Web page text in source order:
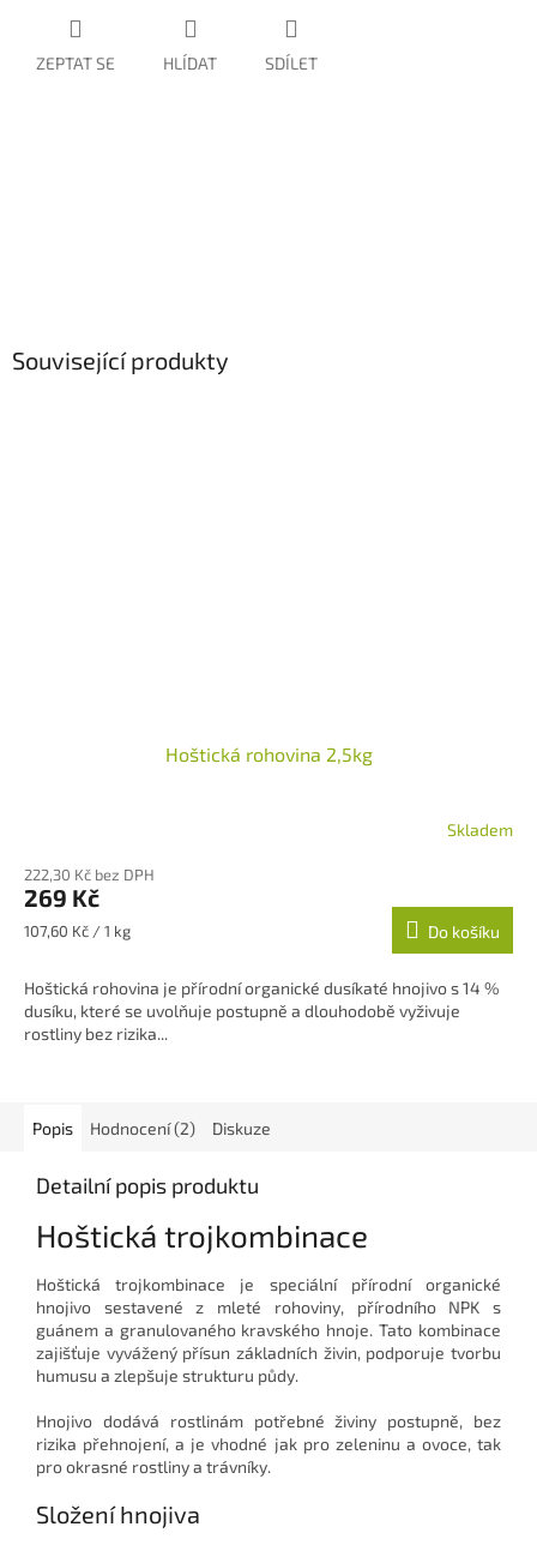
ZEPTAT SE HLÍDAT SDÍLET
Související produkty
Hoštická rohovina 2,5kg
Skladem
222,30 Kč bez DPH
269 Kč
Měrná
107,60 Kč / 1 kg Do košíku
Hoštická rohovina je přírodní organické dusíkaté hnojivo s 14 %
dusíku, které se uvolňuje postupně a dlouhodobě vyživuje
rostliny bez rizika...
Popis Hodnocení (2) Diskuze
Detailní popis produktu
Hoštická trojkombinace
Hoštická trojkombinace je speciální přírodní organické
hnojivo sestavené z mleté rohoviny, přírodního NPK s
guánem a granulovaného kravského hnoje. Tato kombinace
zajišťuje vyvážený přísun základních živin, podporuje tvorbu
humusu a zlepšuje strukturu půdy.
Hnojivo dodává rostlinám potřebné živiny postupně, bez
rizika přehnojení, a je vhodné jak pro zeleninu a ovoce, tak
pro okrasné rostliny a trávníky.
Složení hnojiva